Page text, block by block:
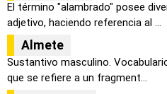
El término "alambrado" posee
adjetivo, haciendo referencia al ...
Almete
Sustantivo masculino.
que se refiere a un fragment...